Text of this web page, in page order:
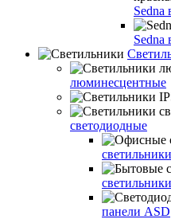
Sedna
Sedna
люминесцентные
светодиодные
панели ASD